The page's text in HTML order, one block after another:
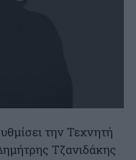
την Τεχνητή
Τζανιδάκης